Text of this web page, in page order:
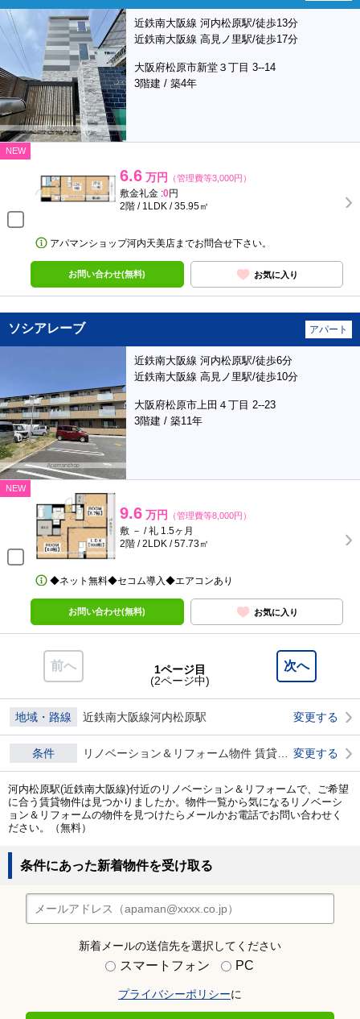
近鉄南大阪線 河内松原駅/徒歩13分
近鉄南大阪線 高見ノ里駅/徒歩17分
大阪府松原市新堂３丁目 3--14
3階建 / 築4年
NEW
6.6 万円 （管理費等3,000円）
敷金礼金 :0円
2階 / 1LDK / 35.95㎡
アパマンショップ河内天美店までお問合せ下さい。
お問い合わせ(無料) お気に入り
ソシアレーブ アパート
近鉄南大阪線 河内松原駅/徒歩6分
近鉄南大阪線 高見ノ里駅/徒歩10分
大阪府松原市上田４丁目 2--23
3階建 / 築11年
NEW
9.6 万円 （管理費等8,000円）
敷 － / 礼 1.5ヶ月
2階 / 2LDK / 57.73㎡
◆ネット無料◆セコム導入◆エアコンあり
お問い合わせ(無料) お気に入り
前へ 次へ
1ページ目
(2ページ中)
地域・路線 近鉄南大阪線河内松原駅 変更する
条件 変更する
河内松原駅(近鉄南大阪線)付近のリノベーション＆リフォームで、ご希望
に合う賃貸物件は見つかりましたか。物件一覧から気になるリノベーシ
ョン＆リフォームの物件を見つけたらメールかお電話でお問い合わせく
ださい。（無料）
条件にあった新着物件を受け取る
新着メールの送信先を選択してください
スマートフォン PC
プライバシーポリシーに